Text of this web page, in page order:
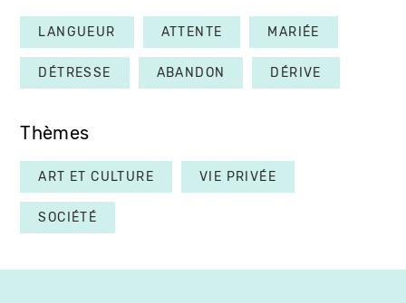
LANGUEUR ATTENTE MARIÉE
DÉTRESSE ABANDON DÉRIVE
Thèmes
ART ET CULTURE VIE PRIVÉE
SOCIÉTÉ